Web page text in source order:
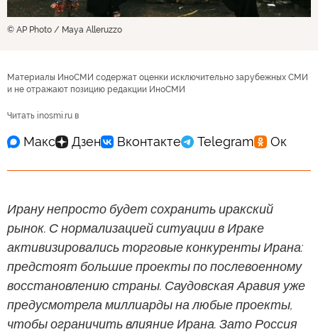
© AP Photo / Maya Alleruzzo
Материалы ИноСМИ содержат оценки исключительно зарубежных СМИ
и не отражают позицию редакции ИноСМИ
Читать inosmi.ru в
Ирану непросто будет сохранить иракский
рынок. С нормализацией ситуации в Ираке
активизировались торговые конкуренты Ирана:
предстоят большие проекты по послевоенному
восстановлению страны. Саудовская Аравия уже
предусмотрела миллиарды на любые проекты,
чтобы ограничить влияние Ирана. Зато Россия